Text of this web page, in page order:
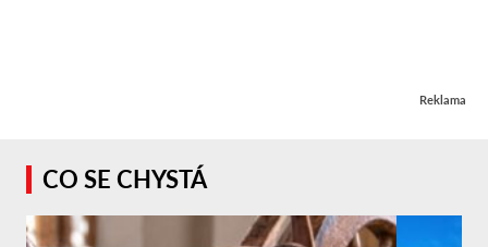
Reklama
CO SE CHYSTÁ